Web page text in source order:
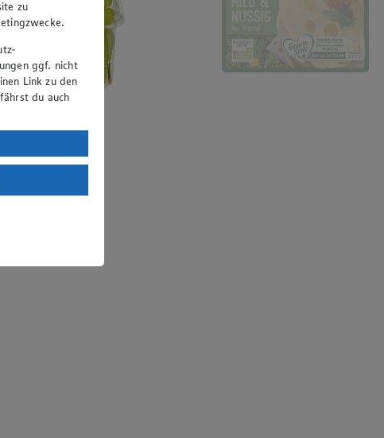
zu
ggf. nicht
Link zu den
du auch
lit. a) DSGVO
Land mit
Es besteht das